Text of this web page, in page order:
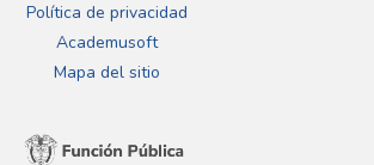
Política de privacidad
Academusoft
Mapa del sitio